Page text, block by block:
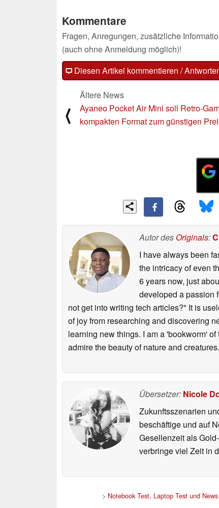
Kommentare
Fragen, Anregungen, zusätzliche
(auch ohne Anmeldung möglich)!
Diesen Artikel kommentieren /
⟨
Ältere News
Ayaneo Pocket Air Mini soll Retro-
kompakten Format zum günstigen
Autor des Originals:
I have always been
the intricacy of even
6 years now, just
developed a passion
not get into writing tech articles?" It is
of joy from researching and discovering
learning new things. I am a 'bookworm'
admire the beauty of nature and
Übersetzer: Nicole
Zukunftsszenarien
beschäftige und auf
Gesellenzeit als
verbringe viel Zeit in
> Notebook Test, Laptop Test und News